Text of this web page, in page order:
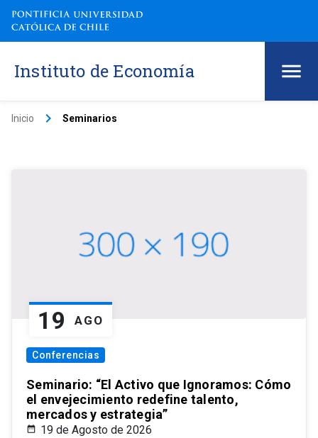
Instituto de Economía
Inicio keyboard_arrow_right Seminarios
19 AGO
Conferencias
Seminario: “El Activo que Ignoramos: Cómo
el envejecimiento redefine talento,
mercados y estrategia”
19 de Agosto de 2026